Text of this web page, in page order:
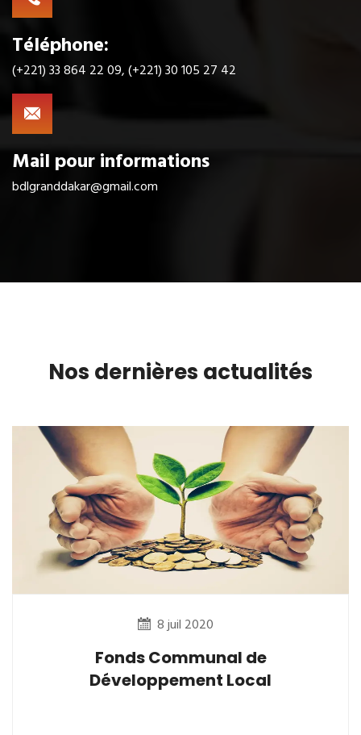
Téléphone:
(+221) 33 864 22 09, (+221) 30 105 27 42
Mail pour informations
bdlgranddakar@gmail.com
Nos dernières actualités
8 juil 2020
Fonds Communal de
Développement Local